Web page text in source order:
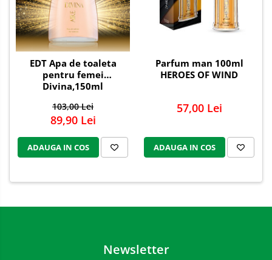
EDT Apa de toaleta
pentru femei
Divina,150ml
103,00 Lei
89,90 Lei
ADAUGA IN COS
Parfum man 100ml
HEROES OF WIND
57,00 Lei
ADAUGA IN COS
Newsletter